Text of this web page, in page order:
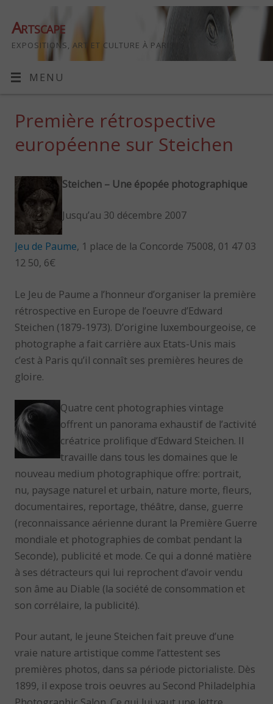
Artscape
EXPOSITIONS, ART ET CULTURE À PARIS
MENU
Première rétrospective
européenne sur Steichen
Steichen – Une épopée photographique
Jusqu’au 30 décembre 2007
Jeu de Paume, 1 place de la Concorde 75008, 01 47 03
12 50, 6€
Le Jeu de Paume a l’honneur d’organiser la première
rétrospective en Europe de l’oeuvre d’Edward
Steichen (1879-1973). D’origine luxembourgeoise, ce
photographe a fait carrière aux Etats-Unis mais
c’est à Paris qu’il connaît ses premières heures de
gloire.
Quatre cent photographies vintage
offrent un panorama exhaustif de l’activité
créatrice prolifique d’Edward Steichen. Il
travaille dans tous les domaines que le
nouveau medium photographique offre: portrait,
nu, paysage naturel et urbain, nature morte, fleurs,
documentaires, reportage, théâtre, danse, guerre
(reconnaissance aérienne durant la Première Guerre
mondiale et photographies de combat pendant la
Seconde), publicité et mode. Ce qui a donné matière
à ses détracteurs qui lui reprochent d’avoir vendu
son âme au Diable (la société de consommation et
son corrélaire, la publicité).
Pour autant, le jeune Steichen fait preuve d’une
vraie nature artistique comme l’attestent ses
premières photos, dans sa période pictorialiste. Dès
1899, il expose trois oeuvres au Second Philadelphia